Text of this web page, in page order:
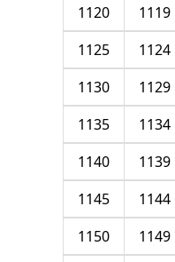
1119
1120
1124
1125
1129
1130
1134
1135
1139
1140
1144
1145
1149
1150